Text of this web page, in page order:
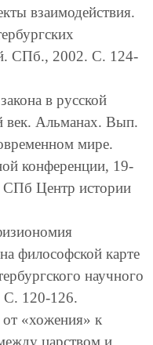
взаимодействия.
СПб., 2002. С. 124-
в русской
век. Альманах. Вып.
мире.
конференции, 19-
СПб Центр истории
философской карте
научного
120-126.
«хожения» к
царством и